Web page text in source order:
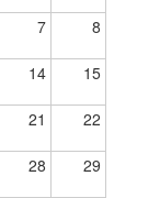
7 8
14 15
21 22
28 29